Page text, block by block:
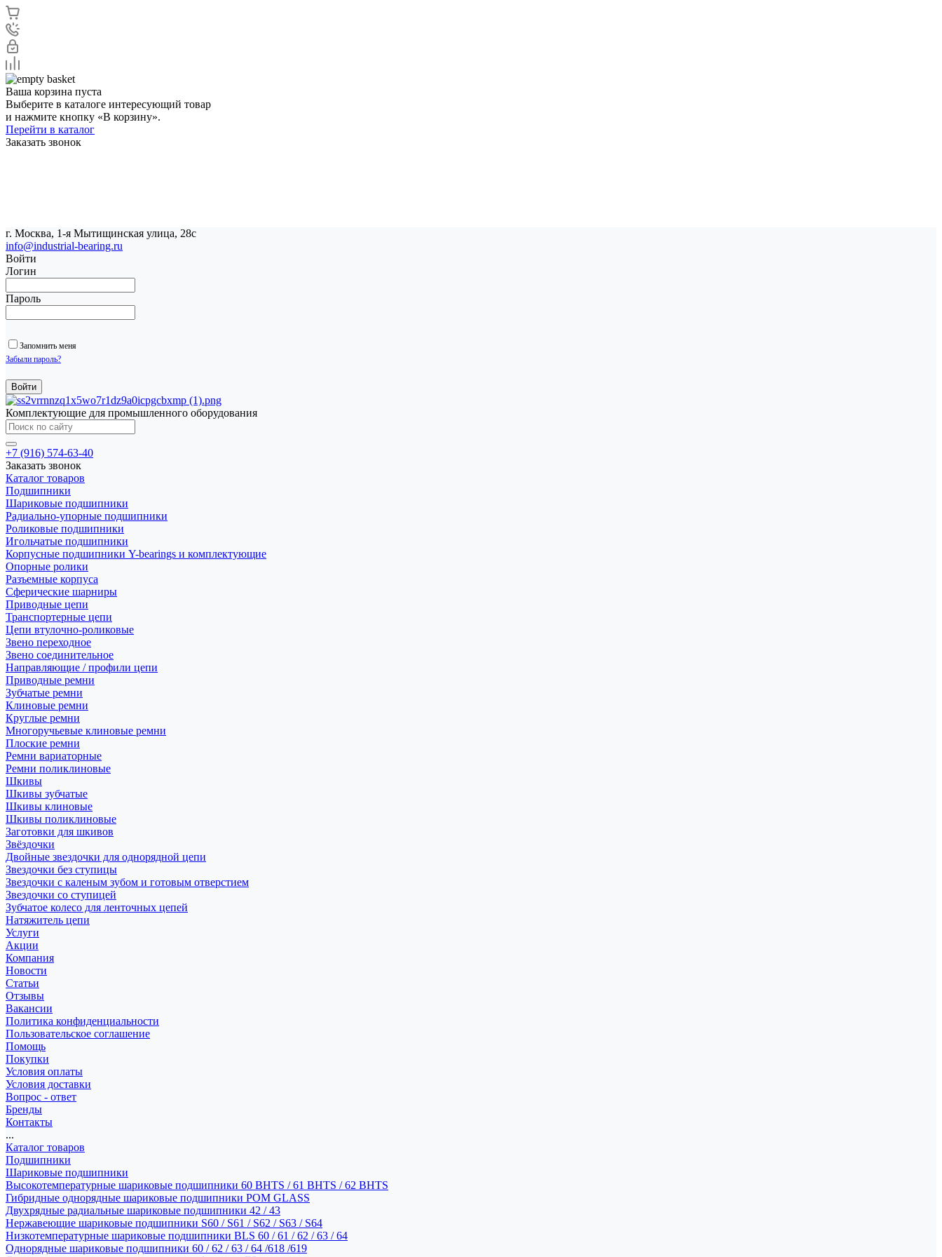
Ваша корзина пуста
Выберите в каталоге интересующий товар
и нажмите кнопку «В корзину».
Перейти в каталог
Заказать звонок
г. Москва, 1-я Мытищинская улица, 28с
info@industrial-bearing.ru
Войти
Логин
Пароль
Запомнить меня
Забыли пароль?
Комплектующие для промышленного оборудования
+7 (916) 574-63-40
Заказать звонок
Каталог товаров
Подшипники
Шариковые подшипники
Радиально-упорные подшипники
Роликовые подшипники
Игольчатые подшипники
Корпусные подшипники Y-bearings и комплектующие
Опорные ролики
Разъемные корпуса
Сферические шарниры
Приводные цепи
Транспортерные цепи
Цепи втулочно-роликовые
Звено переходное
Звено соединительное
Направляющие / профили цепи
Приводные ремни
Зубчатые ремни
Клиновые ремни
Круглые ремни
Многоручьевые клиновые ремни
Плоские ремни
Ремни вариаторные
Ремни поликлиновые
Шкивы
Шкивы зубчатые
Шкивы клиновые
Шкивы поликлиновые
Заготовки для шкивов
Звёздочки
Двойные звездочки для однорядной цепи
Звездочки без ступицы
Звездочки с каленым зубом и готовым отверстием
Звездочки со ступицей
Зубчатое колесо для ленточных цепей
Натяжитель цепи
Услуги
Акции
Компания
Новости
Статьи
Отзывы
Вакансии
Политика конфиденциальности
Пользовательское соглашение
Помощь
Покупки
Условия оплаты
Условия доставки
Вопрос - ответ
Бренды
Контакты
...
Каталог товаров
Подшипники
Шариковые подшипники
Высокотемпературные шариковые подшипники 60 BHTS / 61 BHTS / 62 BHTS
Гибридные однорядные шариковые подшипники POM GLASS
Двухрядные радиальные шариковые подшипники 42 / 43
Нержавеющие шариковые подшипники S60 / S61 / S62 / S63 / S64
Низкотемпературные шариковые подшипники BLS 60 / 61 / 62 / 63 / 64
Однорядные шариковые подшипники 60 / 62 / 63 / 64 /618 /619